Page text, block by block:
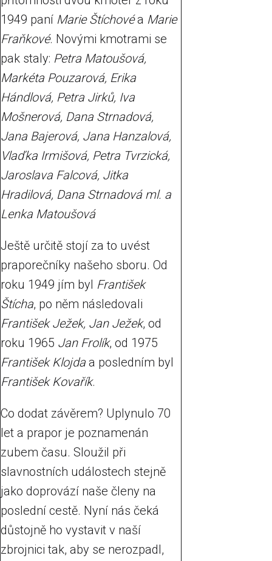
1949 paní Marie Štíchovéa Marie
Fraňkové. Novými kmotrami se
pak staly: Petra Matoušová,
Markéta Pouzarová, Erika
Hándlová, Petra Jirků, Iva
Mošnerová, Dana Strnadová,
Jana Bajerová, Jana Hanzalová,
Vlaďka Irmišová, Petra Tvrzická,
Jaroslava Falcová, Jitka
Hradilová, Dana Strnadová ml. a
Lenka Matoušová
Ještě určitě stojí za to uvést
praporečníky našeho sboru. Od
roku 1949 jím byl František
Štícha, po něm následovali
František Ježek, Jan Ježek, od
roku 1965 Jan Frolík, od 1975
František Klojda a posledním byl
František Kovařík.
Co dodat závěrem? Uplynulo 70
let a prapor je poznamenán
zubem času. Sloužil při
slavnostních událostech stejně
jako doprovází naše členy na
poslední cestě. Nyní nás čeká
důstojně ho vystavit v naší
zbrojnici tak, aby se nerozpadl,